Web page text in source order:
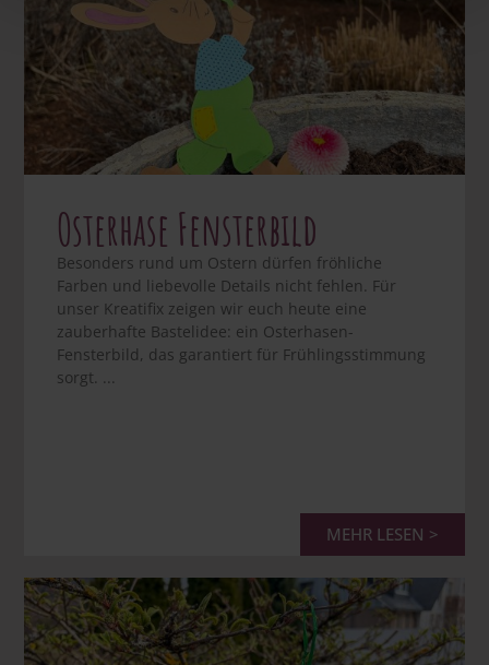
Osterhase Fensterbild
Besonders rund um Ostern dürfen fröhliche
Farben und liebevolle Details nicht fehlen. Für
unser Kreatifix zeigen wir euch heute eine
zauberhafte Bastelidee: ein Osterhasen-
Fensterbild, das garantiert für Frühlingsstimmung
sorgt. ...
MEHR LESEN >